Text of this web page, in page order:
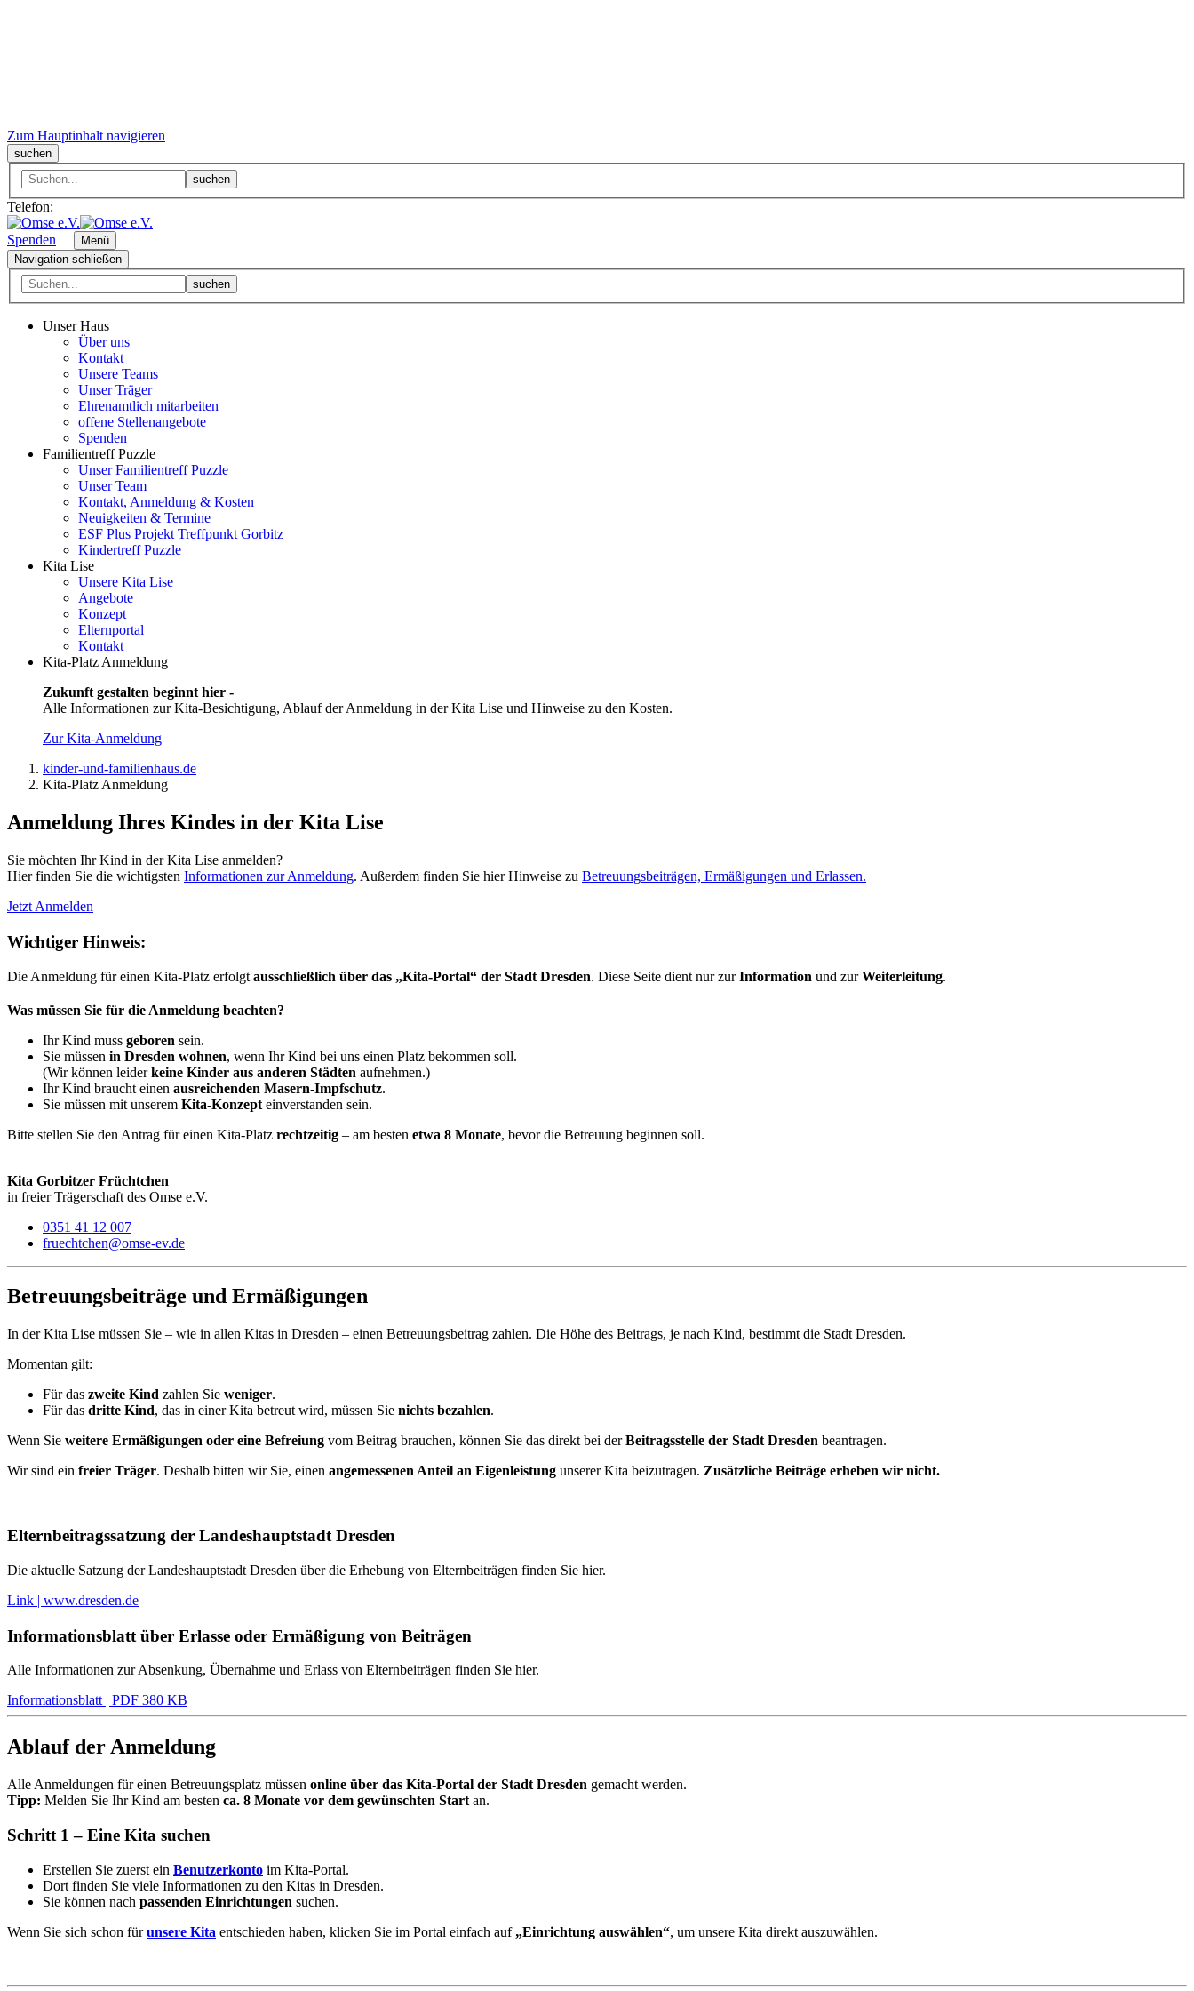
Zum Hauptinhalt navigieren
suchen
suchen
Telefon:
Spenden
Menü
Navigation schließen
suchen
Unser Haus
Über uns
Kontakt
Unsere Teams
Unser Träger
Ehrenamtlich mitarbeiten
offene Stellenangebote
Spenden
Familientreff Puzzle
Unser Familientreff Puzzle
Unser Team
Kontakt, Anmeldung & Kosten
Neuigkeiten & Termine
ESF Plus Projekt Treffpunkt Gorbitz
Kindertreff Puzzle
Kita Lise
Unsere Kita Lise
Angebote
Konzept
Elternportal
Kontakt
Kita-Platz Anmeldung
Zukunft gestalten beginnt hier -
Alle Informationen zur Kita-Besichtigung, Ablauf der Anmeldung in der Kita Lise und Hinweise zu den Kosten.
Zur Kita-Anmeldung
kinder-und-familienhaus.de
Kita-Platz Anmeldung
Anmeldung Ihres Kindes in der Kita Lise
Sie möchten Ihr Kind in der Kita Lise anmelden?
Hier finden Sie die wichtigsten Informationen zur Anmeldung. Außerdem finden Sie hier Hinweise zu Betreuungsbeiträgen, Ermäßigungen und Erlassen.
Jetzt Anmelden
Wichtiger Hinweis:
Die Anmeldung für einen Kita-Platz erfolgt ausschließlich über das „Kita-Portal“ der Stadt Dresden. Diese Seite dient nur zurInformation und zurWeiterleitung.
Was müssen Sie für die Anmeldung beachten?
Ihr Kind muss geboren sein.
Sie müssen in Dresden wohnen, wenn Ihr Kind bei uns einen Platz bekommen soll.
(Wir können leiderkeine Kinder aus anderen Städten aufnehmen.)
Ihr Kind braucht einen ausreichenden Masern-Impfschutz.
Sie müssen mit unserem Kita-Konzept einverstanden sein.
Bitte stellen Sie den Antrag für einen Kita-Platz rechtzeitig – am besten etwa 8 Monate, bevor die Betreuung beginnen soll.
Kita Gorbitzer Früchtchen
in freier Trägerschaft des Omse e.V.
0351 41 12 007
fruechtchen@omse-ev.de
Betreuungsbeiträge und Ermäßigungen
In der Kita Lise müssen Sie – wie in allen Kitas in Dresden – einen Betreuungsbeitrag zahlen. Die Höhe des Beitrags, je nach Kind, bestimmt die Stadt Dresden.
Momentan gilt:
Für das zweite Kind zahlen Sie weniger.
Für das dritte Kind, das in einer Kita betreut wird, müssen Sie nichts bezahlen.
Wenn Sie weitere Ermäßigungen oder eine Befreiung vom Beitrag brauchen, können Sie das direkt bei derBeitragsstelle der Stadt Dresden beantragen.
Wir sind ein freier Träger. Deshalb bitten wir Sie, einen angemessenen Anteil an Eigenleistung unserer Kita beizutragen. Zusätzliche Beiträge erheben wir nicht.
Elternbeitragssatzung der Landeshauptstadt Dresden
Die aktuelle Satzung der Landeshauptstadt Dresden über die Erhebung von Elternbeiträgen finden Sie hier.
Link | www.dresden.de
Informationsblatt über Erlasse oder Ermäßigung von Beiträgen
Alle Informationen zur Absenkung, Übernahme und Erlass von Elternbeiträgen finden Sie hier.
Informationsblatt | PDF 380 KB
Ablauf der Anmeldung
Alle Anmeldungen für einen Betreuungsplatz müssen online über das Kita-Portal der Stadt Dresden gemacht werden.
Tipp: Melden Sie Ihr Kind am besten ca. 8 Monate vor dem gewünschten Start an.
Schritt 1 – Eine Kita suchen
Erstellen Sie zuerst ein Benutzerkonto im Kita-Portal.
Dort finden Sie viele Informationen zu den Kitas in Dresden.
Sie können nach passenden Einrichtungen suchen.
Wenn Sie sich schon fürunsere Kita entschieden haben, klicken Sie im Portal einfach auf „Einrichtung auswählen“, um unsere Kita direkt auszuwählen.